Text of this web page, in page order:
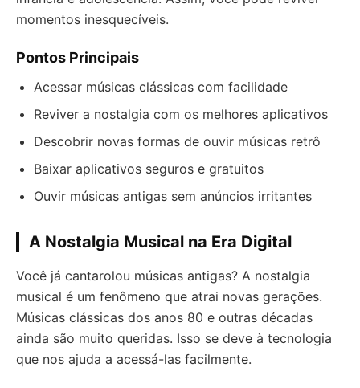
momentos inesquecíveis.
Pontos Principais
Acessar músicas clássicas com facilidade
Reviver a nostalgia com os melhores aplicativos
Descobrir novas formas de ouvir músicas retrô
Baixar aplicativos seguros e gratuitos
Ouvir músicas antigas sem anúncios irritantes
A Nostalgia Musical na Era Digital
Você já cantarolou músicas antigas? A nostalgia
musical é um fenômeno que atrai novas gerações.
Músicas clássicas dos anos 80 e outras décadas
ainda são muito queridas. Isso se deve à tecnologia
que nos ajuda a acessá-las facilmente.